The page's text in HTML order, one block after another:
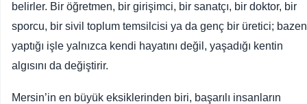
belirler. Bir öğretmen, bir girişimci, bir sanatçı, bir doktor, bir
sporcu, bir sivil toplum temsilcisi ya da genç bir üretici; bazen
yaptığı işle yalnızca kendi hayatını değil, yaşadığı kentin
algısını da değiştirir.
Mersin’in en büyük eksiklerinden biri, başarılı insanların